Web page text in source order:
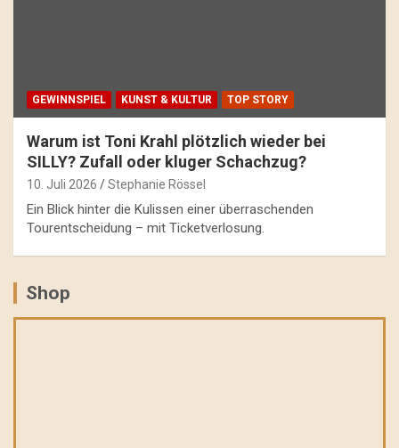
GEWINNSPIEL KUNST & KULTUR TOP STORY
Warum ist Toni Krahl plötzlich wieder bei
SILLY? Zufall oder kluger Schachzug?
10. Juli 2026 Stephanie Rössel
Ein Blick hinter die Kulissen einer überraschenden
Tourentscheidung – mit Ticketverlosung.
Shop